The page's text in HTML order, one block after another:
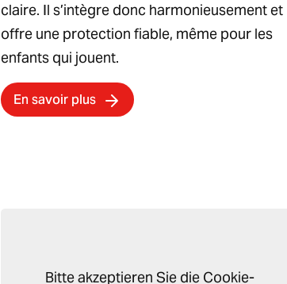
claire. Il s’intègre donc harmonieusement et
offre une protection fiable, même pour les
enfants qui jouent.
En savoir plus
Bitte akzeptieren Sie die Cookie-